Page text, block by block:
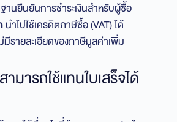
านยืนยันการชำระเงินสำหรับผู้ซื้อ
นำไปใช้เครดิตภาษีซื้อ (VAT) ได้
มีรายละเอียดของภาษีมูลค่าเพิ่ม
มารถใช้แทนใบเสร็จได้